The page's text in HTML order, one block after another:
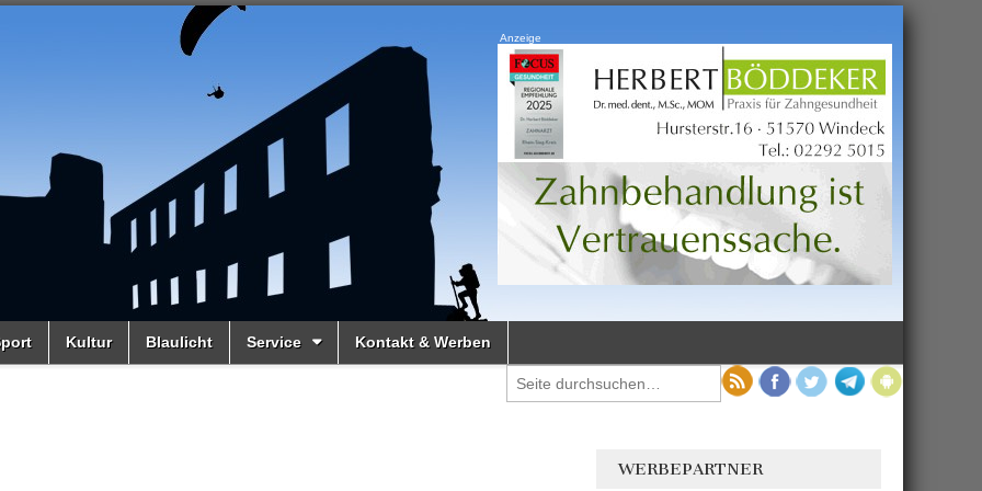
Anzeige
Kultur Blaulicht Service Kontakt & Werben
WERBEPARTNER